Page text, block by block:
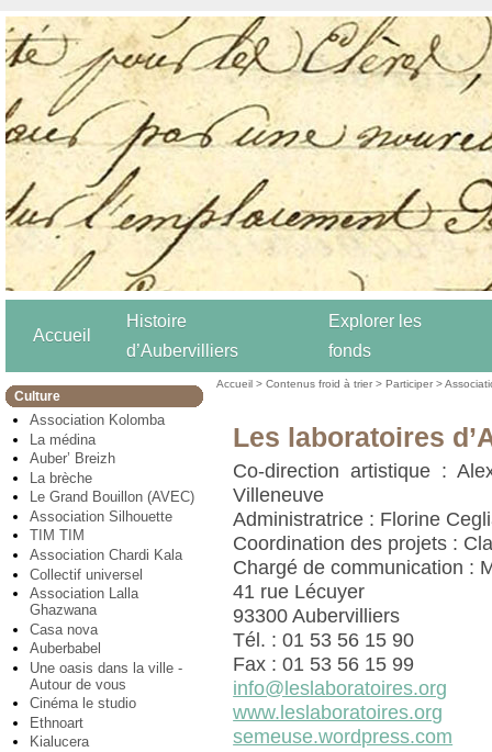
Accueil
Histoire
d’Aubervilliers
Explorer les
fonds
Culture
Association Kolomba
La médina
Auber’ Breizh
La brèche
Le Grand Bouillon (AVEC)
Association Silhouette
TIM TIM
Association Chardi Kala
Collectif universel
Association Lalla
Ghazwana
Casa nova
Auberbabel
Une oasis dans la ville -
Autour de vous
Cinéma le studio
Ethnoart
Kialucera
Accueil >Contenus froid à trier >Participer >
Les laboratoires
Co-direction artistique :
Villeneuve
Administratrice : Florine
Coordination des projets :
Chargé de communication :
41 rue Lécuyer
93300 Aubervilliers
Tél. : 01 53 56 15 90
Fax : 01 53 56 15 99
info@leslaboratoires.org
www.leslaboratoires.org
semeuse.wordpress.com